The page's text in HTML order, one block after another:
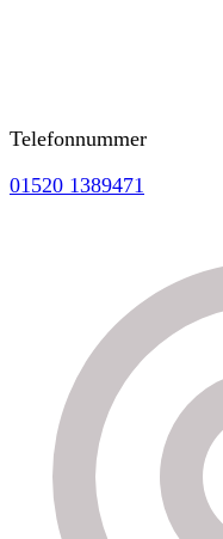
Telefonnummer
01520 1389471